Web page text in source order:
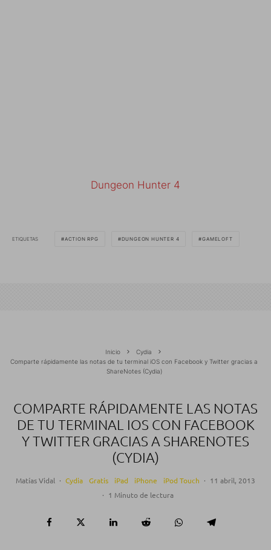
Dungeon Hunter 4
ETIQUETAS ACTION RPG DUNGEON HUNTER 4 GAMELOFT
Inicio
Cydia
Comparte rápidamente las notas de tu terminal iOS con Facebook y Twitter gracias a
ShareNotes (Cydia)
COMPARTE RÁPIDAMENTE LAS NOTAS
DE TU TERMINAL IOS CON FACEBOOK
Y TWITTER GRACIAS A SHARENOTES
(CYDIA)
Matías Vidal · Cydia Gratis iPad iPhone iPod Touch · 11 abril, 2013
· 1 Minuto de lectura